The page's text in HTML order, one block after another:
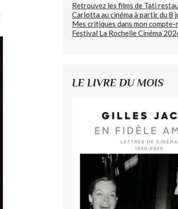
Retrouvez les films de Tati
Carlotta au cinéma à partir du 8
Mes critiques dans mon compte-
Festival La Rochelle Cinéma
LE LIVRE DU MOIS